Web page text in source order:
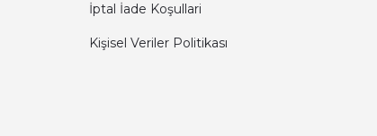
İptal İade Koşullari
Kişisel Veriler Politikası